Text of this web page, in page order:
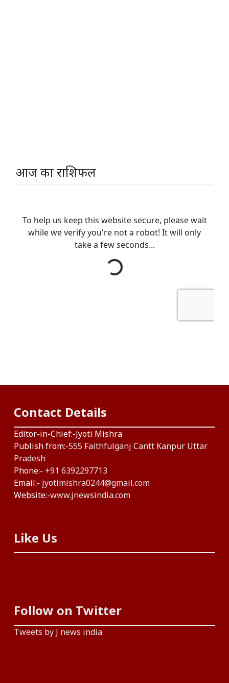
आज का राशिफल
Contact Details
Editor-in-Chief:-Jyoti Mishra
Publish from:-555 Faithfulganj Cantt Kanpur Uttar
Pradesh
Phone:- +91 6392297713
Email:- jyotimishra0244@gmail.com
Website:-www.jnewsindia.com
Like Us
Follow on Twitter
Tweets by J news india